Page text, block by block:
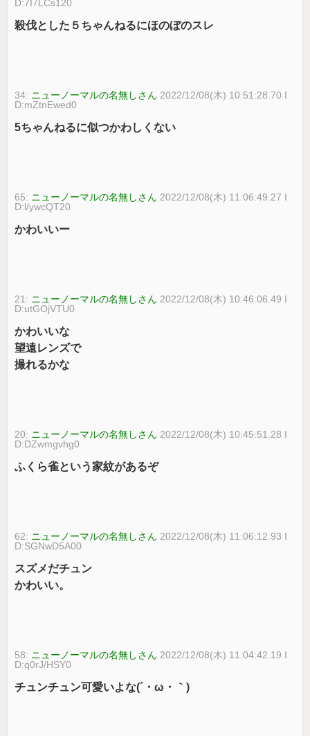
D:7I7LCs120
殺伐とした５ちゃんねるにほのぼのスレ
34: ニューノーマルの名無しさん 2022/12/08(木) 10:51:28.70 I
D:mZtnEwed0
5ちゃんねるに似つかわしくない
65: ニューノーマルの名無しさん 2022/12/08(木) 11:06:49.27 I
D:l/ywcQT20
かわいいー
21: ニューノーマルの名無しさん 2022/12/08(木) 10:46:06.49 I
D:utGOjVTU0
かわいいな
望遠レンズで
撮れるかな
20: ニューノーマルの名無しさん 2022/12/08(木) 10:45:51.28 I
D:DZwmgvhg0
ふくら雀という家紋があるぞ
62: ニューノーマルの名無しさん 2022/12/08(木) 11:06:12.93 I
D:SGNwD5A00
スズメだチュン
かわいい。
58: ニューノーマルの名無しさん 2022/12/08(木) 11:04:42.19 I
D:q0rJ/HSY0
チュンチュン可愛いよな(´・ω・｀)